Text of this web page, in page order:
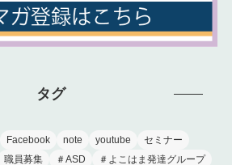
タグ
Facebook note youtube
セミナー
職員募集 ＃ASD
＃よこはま発達グループ